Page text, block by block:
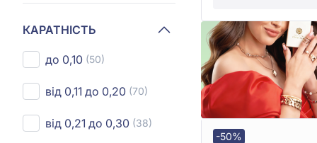
КАРАТНІСТЬ
до 0,10 (50)
від 0,11 до 0,20 (70)
від 0,21 до 0,30 (38)
-50%